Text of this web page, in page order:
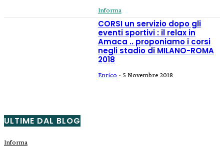
Informa
CORSI un servizio dopo gli
eventi sportivi : il relax in
Amaca .. proponiamo i corsi
negli stadio di MILANO-ROMA
2018
Enrico - 5 Novembre 2018
ULTIME DAL BLOG
Informa